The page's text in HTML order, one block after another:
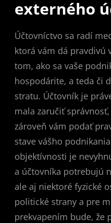
externého
Účtovníctvo sa radí
ktorá vám dá pravdivú
tom, ako sa vaše
hospodárite, a teda či
stratu. Účtovník je
mala zaručiť
zároveň vám podať
stave vášho
objektívnosti je
a účtovníka potrebujú
ale aj niektoré fyzické
politické strany a pre
prekvapením bude, že